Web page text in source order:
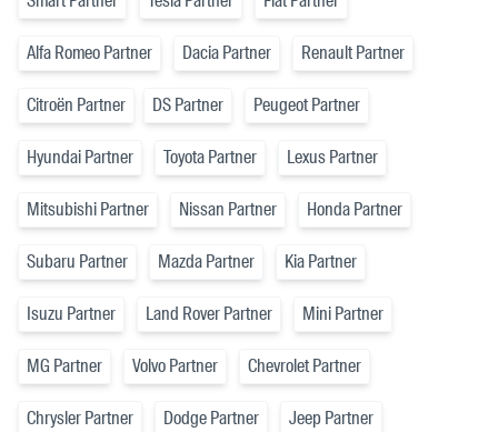
Alfa Romeo Partner Dacia Partner Renault Partner
Citroën Partner DS Partner Peugeot Partner
Hyundai Partner Toyota Partner Lexus Partner
Mitsubishi Partner Nissan Partner Honda Partner
Subaru Partner Mazda Partner Kia Partner
Isuzu Partner Land Rover Partner Mini Partner
MG Partner Volvo Partner Chevrolet Partner
Chrysler Partner Dodge Partner Jeep Partner